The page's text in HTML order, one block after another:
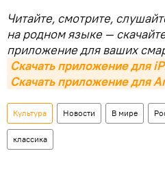
Читайте, смотрите,
на родном языке —
приложение для ваших
Скачать приложение для
Скачать приложение для
Культура Новости В мире
классика